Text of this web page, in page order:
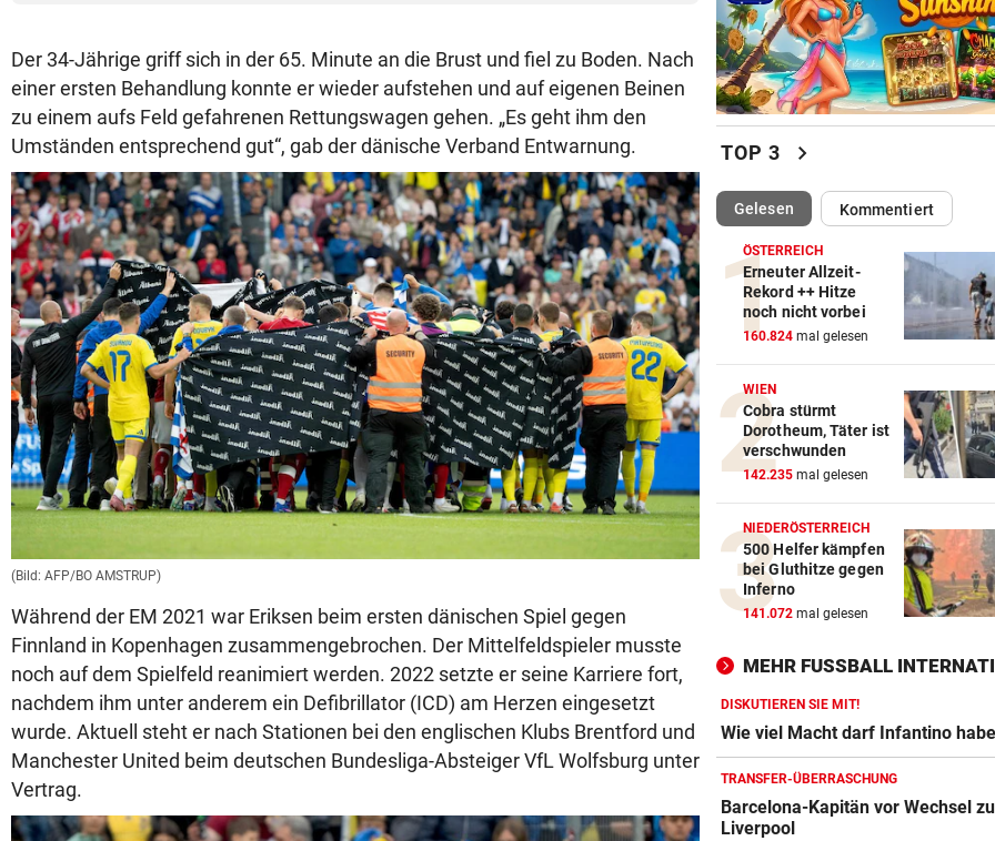
Der 34-Jährige griff sich in der 65. Minute an die Brust und fiel zu Boden. Nach
einer ersten Behandlung konnte er wieder aufstehen und auf eigenen Beinen
zu einem aufs Feld gefahrenen Rettungswagen gehen. „Es geht ihm den
Umständen entsprechend gut“, gab der dänische Verband Entwarnung.
(Bild: AFP/BO AMSTRUP)
Während der EM 2021 war Eriksen beim ersten dänischen Spiel gegen
Finnland in Kopenhagen zusammengebrochen. Der Mittelfeldspieler musste
noch auf dem Spielfeld reanimiert werden. 2022 setzte er seine Karriere fort,
nachdem ihm unter anderem ein Defibrillator (ICD) am Herzen eingesetzt
wurde. Aktuell steht er nach Stationen bei den englischen Klubs Brentford und
Manchester United beim deutschen Bundesliga-Absteiger VfL Wolfsburg unter
Vertrag.
TOP 3 chevron_right
Gelesen(ausgewählt)Kommentiert
ÖSTERREICH
Erneuter Allzeit-
Rekord ++ Hitze
noch nicht vorbei
160.824 mal gelesen
WIEN
Cobra stürmt
Dorotheum, Täter ist
verschwunden
142.235 mal gelesen
NIEDERÖSTERREICH
500 Helfer kämpfen
bei Gluthitze gegen
Inferno
141.072 mal gelesen
MEHR FUSSBALL
DISKUTIEREN SIE MIT!
Wie viel Macht darf Infantino
TRANSFER-ÜBERRASCHUNG
Barcelona-Kapitän vor Wechsel
Liverpool